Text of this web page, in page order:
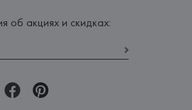
об акциях и скидках: